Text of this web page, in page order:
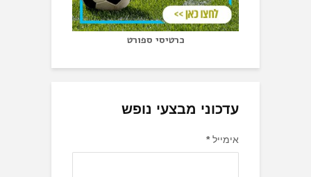
כרטיסי ספורט
עדכוני מבצעי נופש
אימייל*